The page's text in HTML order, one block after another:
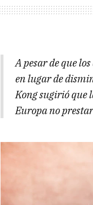
A pesar de que
en lugar de
Kong sugirió que
Europa no